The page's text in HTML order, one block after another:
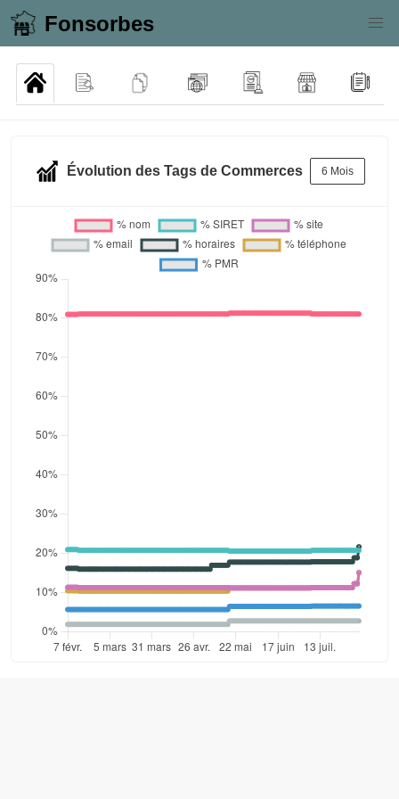
Fonsorbes
Évolution des Tags de Commerces 6 Mois